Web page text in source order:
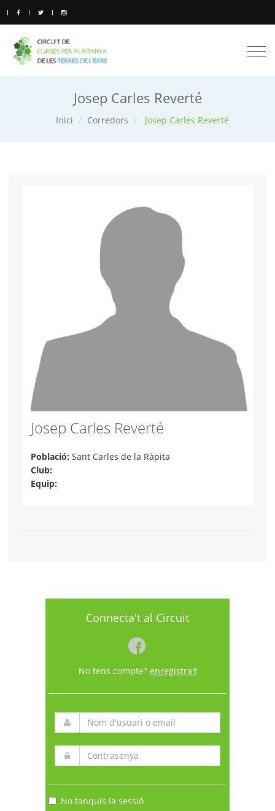
Josep Carles Reverté
Inici Corredors Josep Carles Reverté
Josep Carles Reverté
Població: Sant Carles de la Ràpita
Club:
Equip:
Connecta't al Circuit
No tens compte? enregistra't
No tanquis la sessió